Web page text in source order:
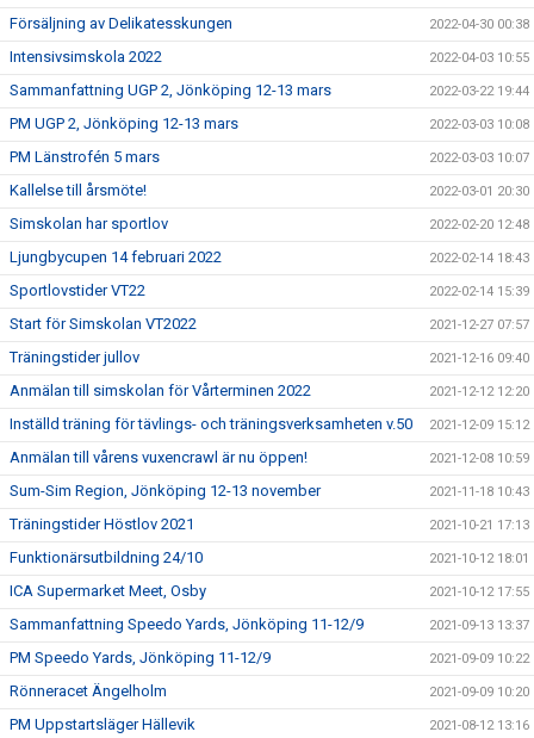
Försäljning av Delikatesskungen 2022-04-30 00:38
Intensivsimskola 2022 2022-04-03 10:55
Sammanfattning UGP 2, Jönköping 12-13 mars 2022-03-22 19:44
PM UGP 2, Jönköping 12-13 mars 2022-03-03 10:08
PM Länstrofén 5 mars 2022-03-03 10:07
Kallelse till årsmöte! 2022-03-01 20:30
Simskolan har sportlov 2022-02-20 12:48
Ljungbycupen 14 februari 2022 2022-02-14 18:43
Sportlovstider VT22 2022-02-14 15:39
Start för Simskolan VT2022 2021-12-27 07:57
Träningstider jullov 2021-12-16 09:40
Anmälan till simskolan för Vårterminen 2022 2021-12-12 12:20
Inställd träning för tävlings- och träningsverksamheten v.50 2021-12-09 15:12
Anmälan till vårens vuxencrawl är nu öppen! 2021-12-08 10:59
Sum-Sim Region, Jönköping 12-13 november 2021-11-18 10:43
Träningstider Höstlov 2021 2021-10-21 17:13
Funktionärsutbildning 24/10 2021-10-12 18:01
ICA Supermarket Meet, Osby 2021-10-12 17:55
Sammanfattning Speedo Yards, Jönköping 11-12/9 2021-09-13 13:37
PM Speedo Yards, Jönköping 11-12/9 2021-09-09 10:22
Rönneracet Ängelholm 2021-09-09 10:20
PM Uppstartsläger Hällevik 2021-08-12 13:16